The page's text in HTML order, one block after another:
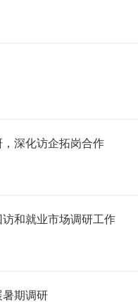
，深化访企拓岗合作
和就业市场调研工作
暑期调研